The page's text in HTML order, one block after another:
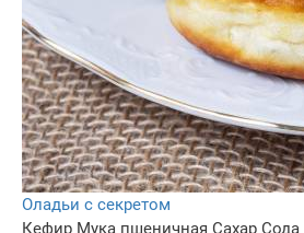
Оладьи с секретом